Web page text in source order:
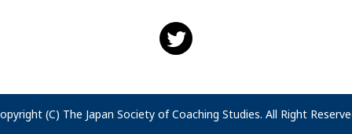
(C) The Japan Society of Coaching Studies. All Right